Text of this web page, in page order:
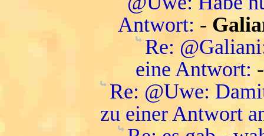
Antwort: -
Re:
eine Antwort:
Re: @Uwe:
zu einer Antwort